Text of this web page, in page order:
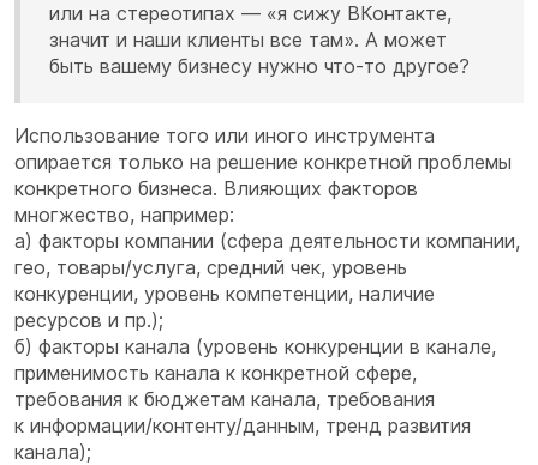
или на стереотипах — «я сижу ВКонтакте,
значит и наши клиенты все там». А может
быть вашему бизнесу нужно что-то другое?
Использование того или иного инструмента
опирается только на решение конкретной проблемы
конкретного бизнеса. Влияющих факторов
многжество, например:
а) факторы компании (сфера деятельности компании,
гео, товары/услуга, средний чек, уровень
конкуренции, уровень компетенции, наличие
ресурсов и пр.);
б) факторы канала (уровень конкуренции в канале,
применимость канала к конкретной сфере,
требования к бюджетам канала, требования
к информации/контенту/данным, тренд развития
канала);